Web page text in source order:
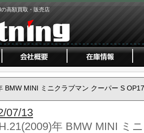
高額買取・販売店
BMW MINI ミニクラブマン クーパー S
07/13
年 BMW MINI ミ